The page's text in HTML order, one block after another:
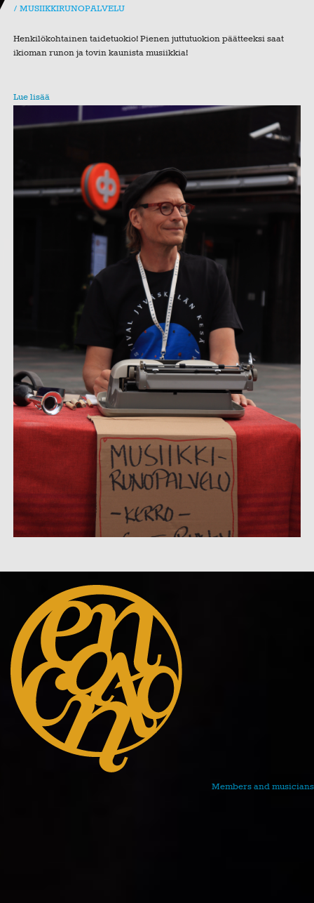
MUSIIKKIRUNOPALVELU
Henkilökohtainen taidetuokio! Pienen juttutuokion päätteeksi saat
ikioman runon ja tovin kaunista musiikkia!
Lue lisää
Members and musicians